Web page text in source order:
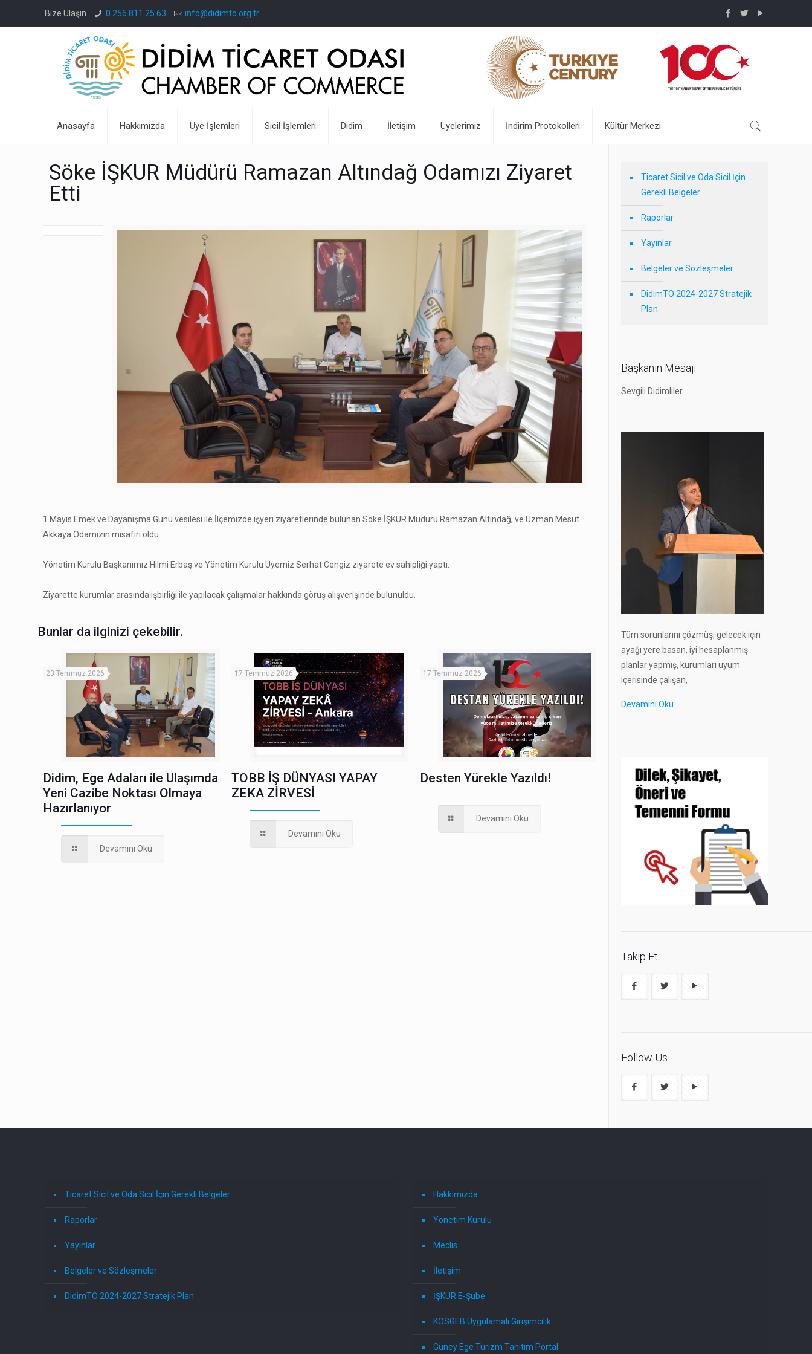
Bize Ulaşın 0 256 811 25 63 info@didimto.org.tr
Anasayfa Hakkımızda Üye İşlemleri Sicil İşlemleri Didim İletişim Üyelerimiz İndirim Protokolleri Kültür Merkezi
Söke İŞKUR Müdürü Ramazan Altındağ Odamızı Ziyaret
Etti
1 Mayıs Emek ve Dayanışma Günü vesilesi ile İlçemizde işyeri ziyaretlerinde bulunan Söke İŞKUR Müdürü Ramazan Altındağ, ve Uzman Mesut
Akkaya Odamızın misafiri oldu.
Yönetim Kurulu Başkanımız Hilmi Erbaş ve Yönetim Kurulu Üyemiz Serhat Cengiz ziyarete ev sahipliği yaptı.
Ziyarette kurumlar arasında işbirliği ile yapılacak çalışmalar hakkında görüş alışverişinde bulunuldu.
Bunlar da ilginizi çekebilir.
23 Temmuz 2026
Didim, Ege Adaları ile Ulaşımda
Yeni Cazibe Noktası Olmaya
Hazırlanıyor
Devamını Oku
17 Temmuz 2026
TOBB İŞ DÜNYASI YAPAY
ZEKA ZİRVESİ
Devamını Oku
17 Temmuz 2026
Desten Yürekle Yazıldı!
Devamını Oku
Ticaret Sicil ve Oda Sicil İçin
Gerekli Belgeler
Raporlar
Yayınlar
Belgeler ve Sözleşmeler
DidimTO 2024-2027 Stratejik
Plan
Başkanın Mesajı
Sevgili Didimliler….
Tüm sorunlarını çözmüş, gelecek için
ayağı yere basan, iyi hesaplanmış
planlar yapmış, kurumları uyum
içerisinde çalışan,
Devamını Oku
Takip Et
Follow Us
Ticaret Sicil ve Oda Sicil İçin Gerekli Belgeler
Raporlar
Yayınlar
Belgeler ve Sözleşmeler
DidimTO 2024-2027 Stratejik Plan
Hakkımızda
Yönetim Kurulu
Meclis
İletişim
İŞKUR E-Şube
KOSGEB Uygulamalı Girişimcilik
Güney Ege Turizm Tanıtım Portal